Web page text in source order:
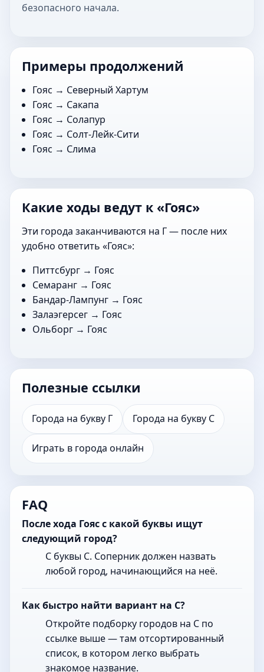
безопасного начала.
Примеры продолжений
Гояс → Северный Хартум
Гояс → Сакапа
Гояс → Солапур
Гояс → Солт-Лейк-Сити
Гояс → Слима
Какие ходы ведут к «Гояс»
Эти города заканчиваются на Г — после них
удобно ответить «Гояс»:
Питтсбург → Гояс
Семаранг → Гояс
Бандар-Лампунг → Гояс
Залаэгерсег → Гояс
Ольборг → Гояс
Полезные ссылки
Города на букву Г Города на букву С
Играть в города онлайн
FAQ
После хода Гояс с какой буквы ищут
следующий город?
С буквы С. Соперник должен назвать
любой город, начинающийся на неё.
Как быстро найти вариант на С?
Откройте подборку городов на С по
ссылке выше — там отсортированный
список, в котором легко выбрать
знакомое название.